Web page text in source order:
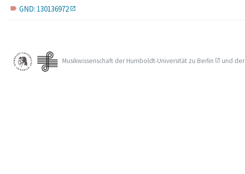
label GND: 130136972
Musikwissenschaft derHumboldt-Universität zu Berlin und der